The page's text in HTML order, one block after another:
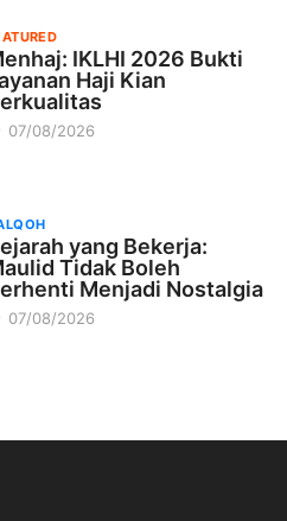
IKLHI 2026 Bukti
Haji Kian
07/08/2026
yang Bekerja:
Tidak Boleh
Menjadi Nostalgia
07/08/2026